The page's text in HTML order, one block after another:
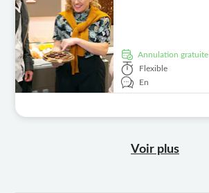
Annulation gratuite
Flexible
En
Voir plus